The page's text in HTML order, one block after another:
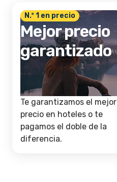
N.º 1 en precio
Mejor precio
garantizado
Te garantizamos el mejor
precio en hoteles o te
pagamos el doble de la
diferencia.